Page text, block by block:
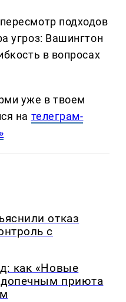
подходов
угроз: Вашингтон
в вопросах
уже в твоем
на телеграм-
отказ
с
как «Новые
приюта